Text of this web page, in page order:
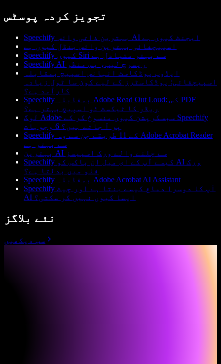
تجویز کردہ پوسٹس
Speechify بہترین ذاتی وائس AI ایجنٹ کیوں ہے
اسپیچفائی بہترین وائس بنڈل کیوں ہے
Speechify کیوں Siri سے بہتر متبادل ہے
Speechify AI ریسرچ لیب، پس منظر
ایڈوب پوڈکاسٹ انہانس اسپیچ بمقابلہ
اسپیچفائی: پوڈکاسٹرز کے لیے کون سا ٹول زیادہ
کارآمد ہے؟
Speechify بمقابلہ Adobe Read Out Loud: کس PDF
ریڈر کا ٹیکسٹ ٹو اسپیچ بہتر ہے؟
لوگ Adobe سبسکرپشن کیوں منسوخ کر کے Speechify
پر آ جاتے ہیں؟ 6 وجوہات
Speechify کے 11 طریقے جن سے وہ Adobe Acrobat Reader
سے بہتر ہے
بہترین AI سے چلنے والے ورک اسپیسز
Speechify کیسے آپ کے ای میل ان باکس کو AI ورک
فلو میں بدلتا ہے؟
Speechify بمقابلہ Adobe Acrobat AI Assistant
Speechify آپ کا دوسرا دماغ کیسے بنتا ہے اور چیٹ
AI ایسا کیوں نہیں کر سکتی؟
نئے بلاگز
سب دیکھیں